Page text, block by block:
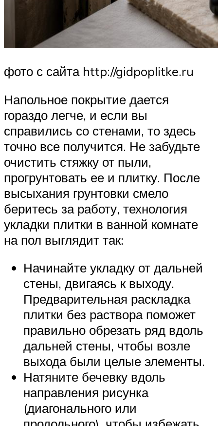
фото с сайта http://gidpoplitke.ru
Напольное покрытие дается
гораздо легче, и если вы
справились со стенами, то здесь
точно все получится. Не забудьте
очистить стяжку от пыли,
прогрунтовать ее и плитку. После
высыхания грунтовки смело
беритесь за работу, технология
укладки плитки в ванной комнате
на пол выглядит так:
Начинайте укладку от дальней
стены, двигаясь к выходу.
Предварительная раскладка
плитки без раствора поможет
правильно обрезать ряд вдоль
дальней стены, чтобы возле
выхода были целые элементы.
Натяните бечевку вдоль
направления рисунка
(диагонального или